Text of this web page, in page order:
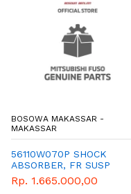
BOSOWA MAKASSAR -
MAKASSAR
56110W070P SHOCK
ABSORBER, FR SUSP
Rp. 1.665.000,00